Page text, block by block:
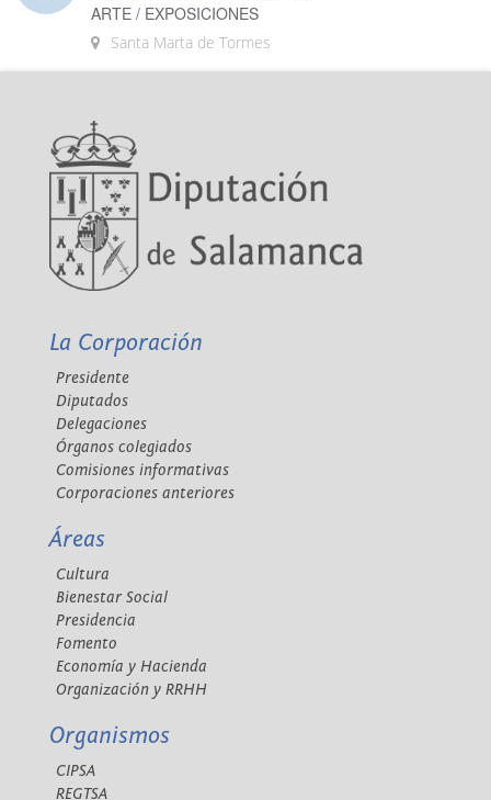
ARTE / EXPOSICIONES
Santa Marta de Tormes
La Corporación
Presidente
Diputados
Delegaciones
Órganos colegiados
Comisiones informativas
Corporaciones anteriores
Áreas
Cultura
Bienestar Social
Presidencia
Fomento
Economía y Hacienda
Organización y RRHH
Organismos
CIPSA
REGTSA